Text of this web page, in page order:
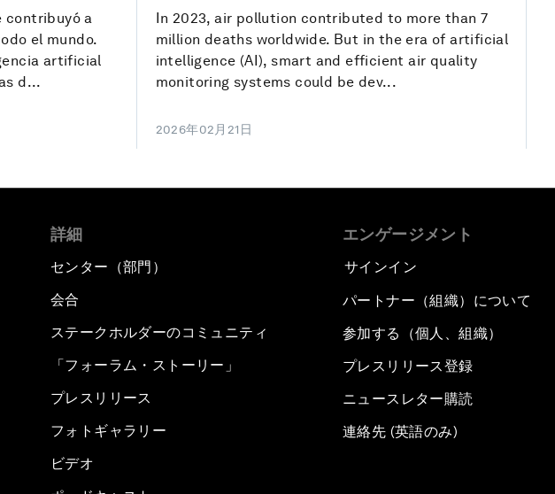
contribuyó a
el mundo.
artificial
d...
In 2023, air pollution contributed to more than 7
million deaths worldwide. But in the era of artificial
intelligence (AI), smart and efficient air quality
monitoring systems could be dev...
2026年02月21日
詳細
センター（部門）
会合
ステークホルダーのコミュニティ
「フォーラム・ストーリー」
プレスリリース
フォトギャラリー
ビデオ
エンゲージメント
サインイン
パートナー（組織）について
参加する（個人、組織）
プレスリリース登録
ニュースレター購読
連絡先 (英語のみ)